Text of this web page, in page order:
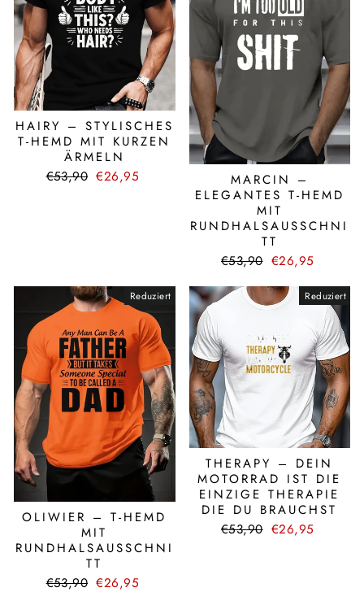
HAIRY – STYLISCHES
T-HEMD MIT KURZEN
ÄRMELN
Normaler
€53,90 Sonderpreis
€26,95
MARCIN –
ELEGANTES T-HEMD
MIT
RUNDHALSAUSSCHNI
TT
Normaler
€53,90 Sonderpreis
€26,95
Reduziert
OLIWIER – T-HEMD
MIT
RUNDHALSAUSSCHNI
TT
Normaler
€53,90 Sonderpreis
€26,95
Reduziert
THERAPY – DEIN
MOTORRAD IST DIE
EINZIGE THERAPIE
DIE DU BRAUCHST
Normaler
€53,90 Sonderpreis
€26,95